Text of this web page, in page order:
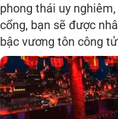
phong thái uy
cổng, bạn sẽ được
bậc vương tôn công